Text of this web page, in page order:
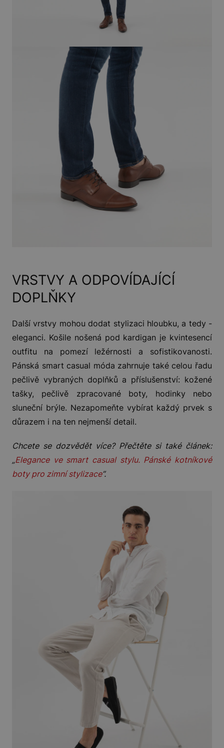
VRSTVY A ODPOVÍDAJÍCÍ
DOPLŇKY
Další vrstvy mohou dodat stylizaci hloubku, a tedy -
eleganci. Košile nošená pod kardigan je kvintesencí
outfitu na pomezí ležérnosti a sofistikovanosti.
Pánská smart casual móda zahrnuje také celou řadu
pečlivě vybraných doplňků a příslušenství: kožené
tašky, pečlivě zpracované boty, hodinky nebo
sluneční brýle. Nezapomeňte vybírat každý prvek s
důrazem i na ten nejmenší detail.
Chcete se dozvědět více? Přečtěte si také článek:
„Elegance ve smart casual stylu. Pánské kotníkové
boty pro zimní stylizace”.